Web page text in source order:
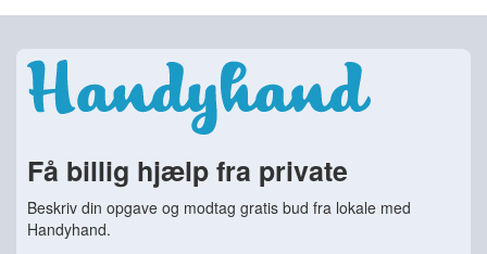
Få billig hjælp fra private
Beskriv din opgave og modtag gratis bud fra lokale med
Handyhand.